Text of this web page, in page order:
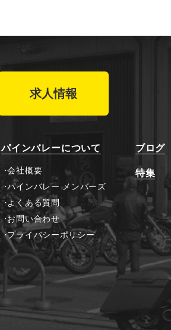
求人情報
パインバレーについて
会社概要
パインバレー メンバーズ
よくある質問
お問い合わせ
プライバシーポリシー
ブログ
特集